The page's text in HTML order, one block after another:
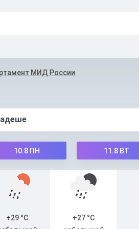
МИД России
10.8 ПН 11.8 ВТ
+29 °C
+27 °C